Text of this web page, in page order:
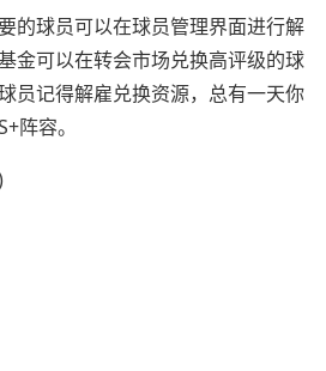
的球员可以在球员管理界面进行解
金可以在转会市场兑换高评级的球
员记得解雇兑换资源，总有一天你
阵容。